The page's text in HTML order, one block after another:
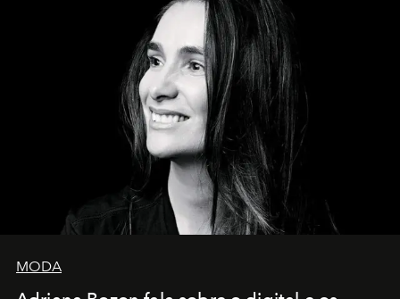
MODA